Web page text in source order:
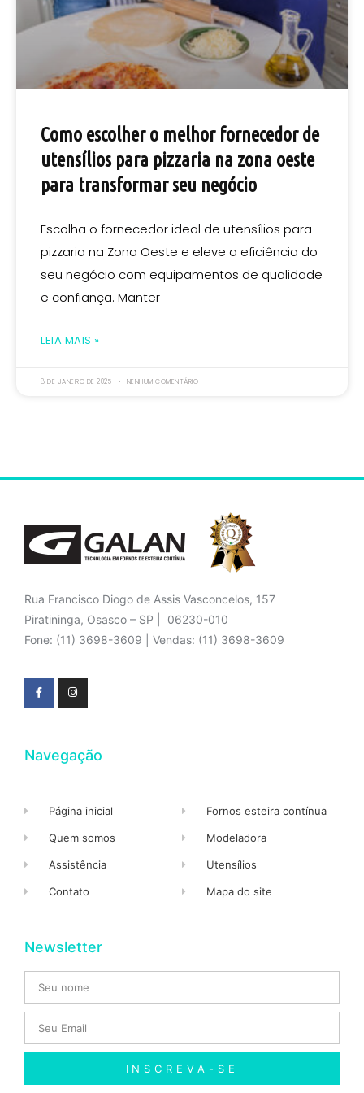
Como escolher o melhor fornecedor de
utensílios para pizzaria na zona oeste
para transformar seu negócio
Escolha o fornecedor ideal de utensílios para
pizzaria na Zona Oeste e eleve a eficiência do
seu negócio com equipamentos de qualidade
e confiança. Manter
LEIA MAIS »
8 DE JANEIRO DE 2025 NENHUM COMENTÁRIO
Rua Francisco Diogo de Assis Vasconcelos, 157
Piratininga, Osasco – SP | 06230-010
Fone: (11) 3698-3609 | Vendas: (11) 3698-3609
Navegação
Página inicial
Quem somos
Assistência
Contato
Fornos esteira contínua
Modeladora
Utensílios
Mapa do site
Newsletter
INSCREVA-SE